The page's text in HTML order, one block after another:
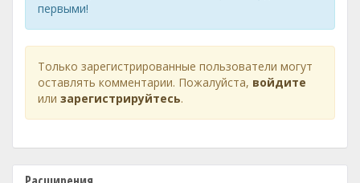
первыми!
Только зарегистрированные пользователи могут
оставлять комментарии. Пожалуйста, войдите
или зарегистрируйтесь.